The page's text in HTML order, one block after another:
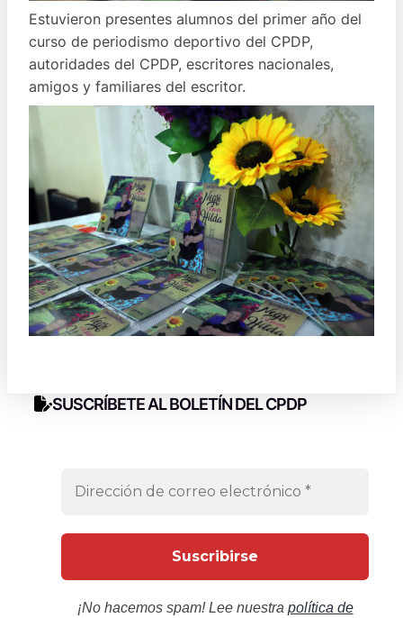
Estuvieron presentes alumnos del primer año del
curso de periodismo deportivo del CPDP,
autoridades del CPDP, escritores nacionales,
amigos y familiares del escritor.
SUSCRÍBETE AL BOLETÍN DEL CPDP
¡No hacemos spam! Lee nuestra política de